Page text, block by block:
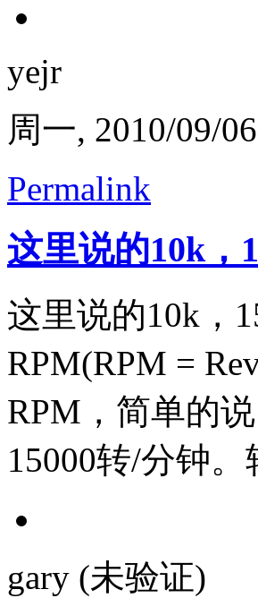
yejr
周一, 2010/09/
Permalink
这里说的10k，
这里说的10k，
RPM(RPM =
RPM，简单的
15000转/分钟
gary (未验证)